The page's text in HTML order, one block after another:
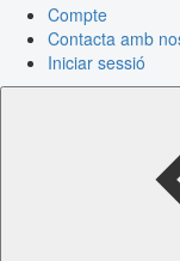
Compte
Contacta amb
Iniciar sessió